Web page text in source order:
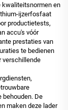
kwaliteitsnormen en
ijzerfosfaat
productietests,
accu's vóór
prestaties van
te bedienen
verschillende
behouden. De
maken deze lader